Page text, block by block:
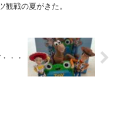
観戦の夏がきた。
・・